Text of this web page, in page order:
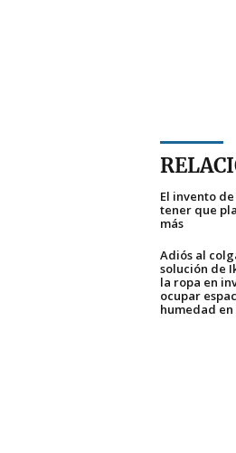
El invento
tener que
más
Adiós al
solución de
la ropa en
ocupar
humedad en